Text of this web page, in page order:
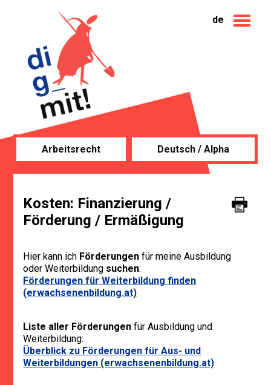
de
Arbeitsrecht Deutsch / Alpha
Kosten: Finanzierung /
Förderung / Ermäßigung
Hier kann ich Förderungen für meine Ausbildung
oder Weiterbildung suchen:
Förderungen für Weiterbildung finden
(erwachsenenbildung.at)
Liste aller Förderungen für Ausbildung und
Weiterbildung:
Überblick zu Förderungen für Aus- und
Weiterbildungen (erwachsenenbildung.at)